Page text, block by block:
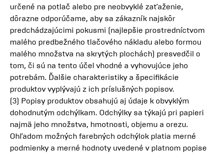
určené na potlač alebo pre neobvyklé zaťaženie,
dôrazne odporúčame, aby sa zákazník najskôr
predchádzajúcimi pokusmi (najlepšie prostredníctvom
malého predbežného tlačového nákladu alebo formou
malého množstva na skrytých plochách) presvedčil o
tom, či sú na tento účel vhodné a vyhovujúce jeho
potrebám. Ďalšie charakteristiky a špecifikácie
produktov vyplývajú z ich príslušných popisov.
(3) Popisy produktov obsahujú aj údaje k obvyklým
dohodnutým odchýlkam. Odchýlky sa týkajú pri papieri
najmä jeho množstva, hmotnosti, objemu a orezu.
Ohľadom možných farebných odchýlok platia merné
podmienky a merné hodnoty uvedené v platnom popise